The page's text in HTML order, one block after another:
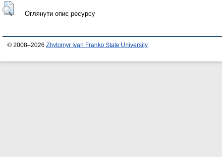
Оглянути опис ресурсу
© 2008–2026 Zhytomyr Ivan Franko State University